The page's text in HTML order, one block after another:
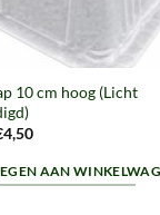
10 cm hoog (Licht
prijs
4,50Huidige
is:
€4,50.
AAN